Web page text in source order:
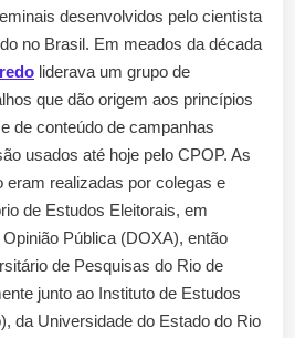
desenvolvidos pelo cientista
no Brasil. Em meados da década
liderava um grupo de
que dão origem aos princípios
de conteúdo de campanhas
usados até hoje pelo CPOP. As
eram realizadas por colegas e
de Estudos Eleitorais, em
Pública (DOXA), então
de Pesquisas do Rio de
junto ao Instituto de Estudos
da Universidade do Estado do Rio